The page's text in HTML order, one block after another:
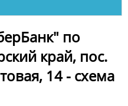
по
край, пос.
14 - схема